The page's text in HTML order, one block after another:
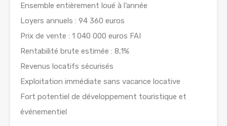
Ensemble entièrement loué à l’année
Loyers annuels : 94 360 euros
Prix de vente : 1 040 000 euros FAI
Rentabilité brute estimée : 8,1%
Revenus locatifs sécurisés
Exploitation immédiate sans vacance locative
Fort potentiel de développement touristique et
événementiel